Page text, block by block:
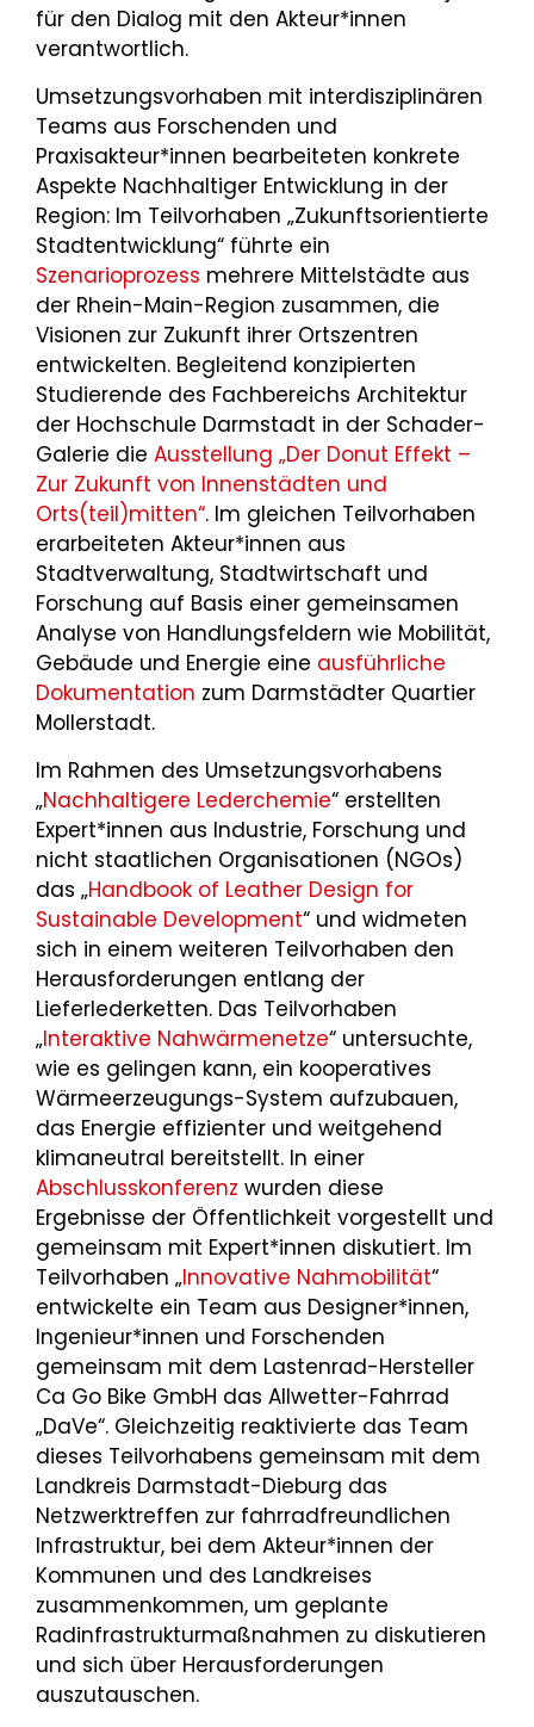
für den Dialog mit den Akteur*innen
verantwortlich.
Umsetzungsvorhaben mit interdisziplinären
Teams aus Forschenden und
Praxisakteur*innen bearbeiteten konkrete
Aspekte Nachhaltiger Entwicklung in der
Region: Im Teilvorhaben „Zukunftsorientierte
Stadtentwicklung“ führte ein
Szenarioprozess mehrere Mittelstädte aus
der Rhein-Main-Region zusammen, die
Visionen zur Zukunft ihrer Ortszentren
entwickelten. Begleitend konzipierten
Studierende des Fachbereichs Architektur
der Hochschule Darmstadt in der Schader-
Galerie die Ausstellung „Der Donut Effekt –
Zur Zukunft von Innenstädten und
Orts(teil)mitten“. Im gleichen Teilvorhaben
erarbeiteten Akteur*innen aus
Stadtverwaltung, Stadtwirtschaft und
Forschung auf Basis einer gemeinsamen
Analyse von Handlungsfeldern wie Mobilität,
Gebäude und Energie eine ausführliche
Dokumentation zum Darmstädter Quartier
Mollerstadt.
Im Rahmen des Umsetzungsvorhabens
„Nachhaltigere Lederchemie“ erstellten
Expert*innen aus Industrie, Forschung und
nicht staatlichen Organisationen (NGOs)
das „Handbook of Leather Design for
Sustainable Development“ und widmeten
sich in einem weiteren Teilvorhaben den
Herausforderungen entlang der
Lieferlederketten. Das Teilvorhaben
„Interaktive Nahwärmenetze“ untersuchte,
wie es gelingen kann, ein kooperatives
Wärmeerzeugungs-System aufzubauen,
das Energie effizienter und weitgehend
klimaneutral bereitstellt. In einer
Abschlusskonferenz wurden diese
Ergebnisse der Öffentlichkeit vorgestellt und
gemeinsam mit Expert*innen diskutiert. Im
Teilvorhaben „Innovative Nahmobilität“
entwickelte ein Team aus Designer*innen,
Ingenieur*innen und Forschenden
gemeinsam mit dem Lastenrad-Hersteller
Ca Go Bike GmbH das Allwetter-Fahrrad
„DaVe“. Gleichzeitig reaktivierte das Team
dieses Teilvorhabens gemeinsam mit dem
Landkreis Darmstadt-Dieburg das
Netzwerktreffen zur fahrradfreundlichen
Infrastruktur, bei dem Akteur*innen der
Kommunen und des Landkreises
zusammenkommen, um geplante
Radinfrastrukturmaßnahmen zu diskutieren
und sich über Herausforderungen
auszutauschen.